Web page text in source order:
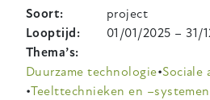
Soort
project
Looptijd
01/01/2025 –31/
Thema’s
Duurzame technologie Sociale
Teelttechnieken en –systemen